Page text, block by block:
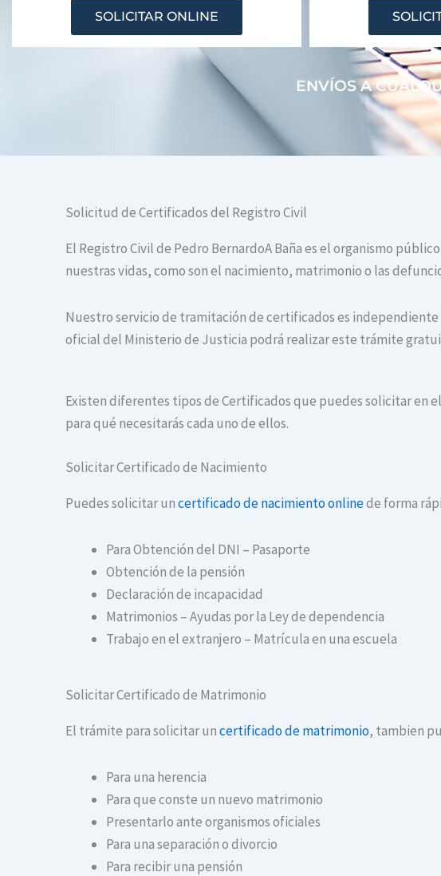
SOLICITAR ONLINE
ENVÍOS A
Solicitud de Certificados del Registro Civil
El Registro Civil de Pedro BernardoA Baña es el organismo
nuestras vidas, como son el nacimiento, matrimonio o las
Nuestro servicio de tramitación de certificados es
oficial del Ministerio de Justicia podrá realizar este trámite
Existen diferentes tipos de Certificados que puedes solicitar en
para qué necesitarás cada uno de ellos.
Solicitar Certificado de Nacimiento
Puedes solicitar uncertificado de nacimiento onlinede forma
Para Obtención del DNI – Pasaporte
Obtención de la pensión
Declaración de incapacidad
Matrimonios – Ayudas por la Ley de dependencia
Trabajo en el extranjero – Matrícula en una escuela
Solicitar Certificado de Matrimonio
El trámite para solicitar uncertificado de matrimonio, tambien
Para una herencia
Para que conste un nuevo matrimonio
Presentarlo ante organismos oficiales
Para una separación o divorcio
Para recibir una pensión